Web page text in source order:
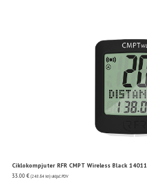
Ciklokompjuter RFR CMPT Wireless Black 14011
33.00 € (248.64 kn) uključ. PDV